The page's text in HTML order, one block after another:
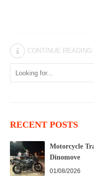
CONTINUE READING
RECENT POSTS
Motorcycle
Dinomove
01/08/2026